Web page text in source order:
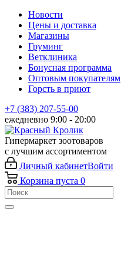
Новости
Цены и доставка
Магазины
Груминг
Ветклиника
Бонусная программа
Оптовым покупателям
Горсть в приют
+7 (383) 207-55-00
ежедневно 9:00 - 20:00
Гипермаркет зоотоваров
с лучшим ассортиментом
Личный кабинетВойти
Корзина пуста 0